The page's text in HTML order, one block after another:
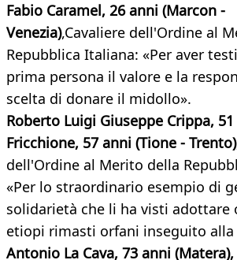
Fabio Caramel, 26 anni (Marcon -
Venezia),Cavaliere dell'Ordine al
Repubblica Italiana: «Per aver
prima persona il valore e la
scelta di donare il midollo».
Roberto Luigi Giuseppe Crippa,
Fricchione, 57 anni (Tione - Trento)
dell'Ordine al Merito della
«Per lo straordinario esempio di
solidarietà che li ha visti adottare
etiopi rimasti orfani inseguito alla
Antonio La Cava, 73 anni (Matera),